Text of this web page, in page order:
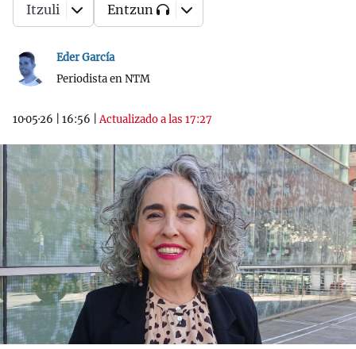
Eder García
Periodista en NTM
10·05·26 16:56 |Actualizado a las 17:27
Itzuli Entzun